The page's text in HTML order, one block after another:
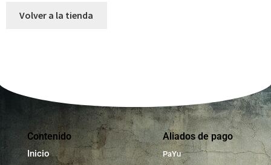
Volver a la tienda
Contenido
Inicio
Aliados de pago
PaYu